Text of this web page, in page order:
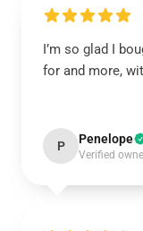
I’m so glad I
for and more,
P Penelope
Verified